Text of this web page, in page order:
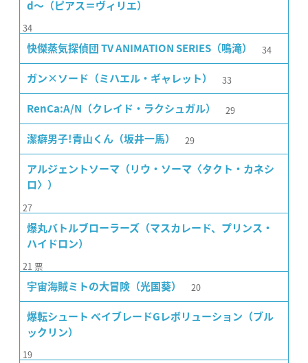
d〜（ピアス＝ヴィリエ）
34
快傑蒸気探偵団 TV ANIMATION SERIES（鳴滝） 34
ガン×ソード（ミハエル・ギャレット） 33
RenCa:A/N（クレイド・ラクシュガル） 29
潔癖男子!青山くん（坂井一馬） 29
アルジェントソーマ（リウ・ソーマ〈タクト・カネシ
ロ〉）
27
爆丸バトルブローラーズ（マスカレード、プリンス・
ハイドロン）
21 票
宇宙海賊ミトの大冒険（光国葵） 20
爆転シュート ベイブレードGレボリューション（ブル
ックリン）
19